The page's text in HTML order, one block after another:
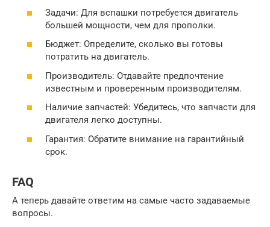
Задачи: Для вспашки потребуется двигатель
большей мощности, чем для прополки.
Бюджет: Определите, сколько вы готовы
потратить на двигатель.
Производитель: Отдавайте предпочтение
известным и проверенным производителям.
Наличие запчастей: Убедитесь, что запчасти для
двигателя легко доступны.
Гарантия: Обратите внимание на гарантийный
срок.
FAQ
А теперь давайте ответим на самые часто задаваемые
вопросы.